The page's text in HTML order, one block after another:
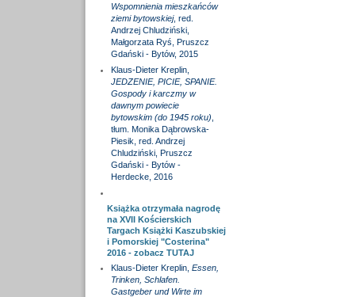
Wspomnienia mieszkańców
ziemi bytowskiej, red.
Andrzej Chludziński,
Małgorzata Ryś, Pruszcz
Gdański - Bytów, 2015
Klaus-Dieter Kreplin,
JEDZENIE, PICIE, SPANIE.
Gospody i karczmy w
dawnym powiecie
bytowskim (do 1945 roku)
tłum. Monika Dąbrowska-
Piesik, red. Andrzej
Chludziński, Pruszcz
Gdański - Bytów -
Herdecke, 2016
Książka otrzymała nagrodę
na XVII Kościerskich
Targach Książki Kaszubskiej
i Pomorskiej "Costerina"
2016 - zobacz TUTAJ
Klaus-Dieter Kreplin, Essen,
Trinken, Schlafen.
Gastgeber und Wirte im